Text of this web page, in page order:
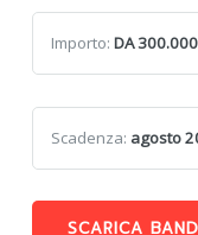
Importo: DA
Scadenza: agosto
SCARICA